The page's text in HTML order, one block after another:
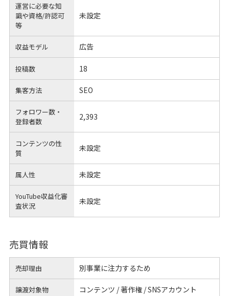
運営に必要な知
識や資格/許認可
等
未設定
収益モデル 広告
投稿数 18
集客方法 SEO
フォロワー数・
登録者数
2,393
コンテンツの性
質
未設定
属人性 未設定
YouTube収益化審
査状況
未設定
売買情報
売却理由 別事業に注力するため
譲渡対象物 コンテンツ / 著作権 / SNSアカウント